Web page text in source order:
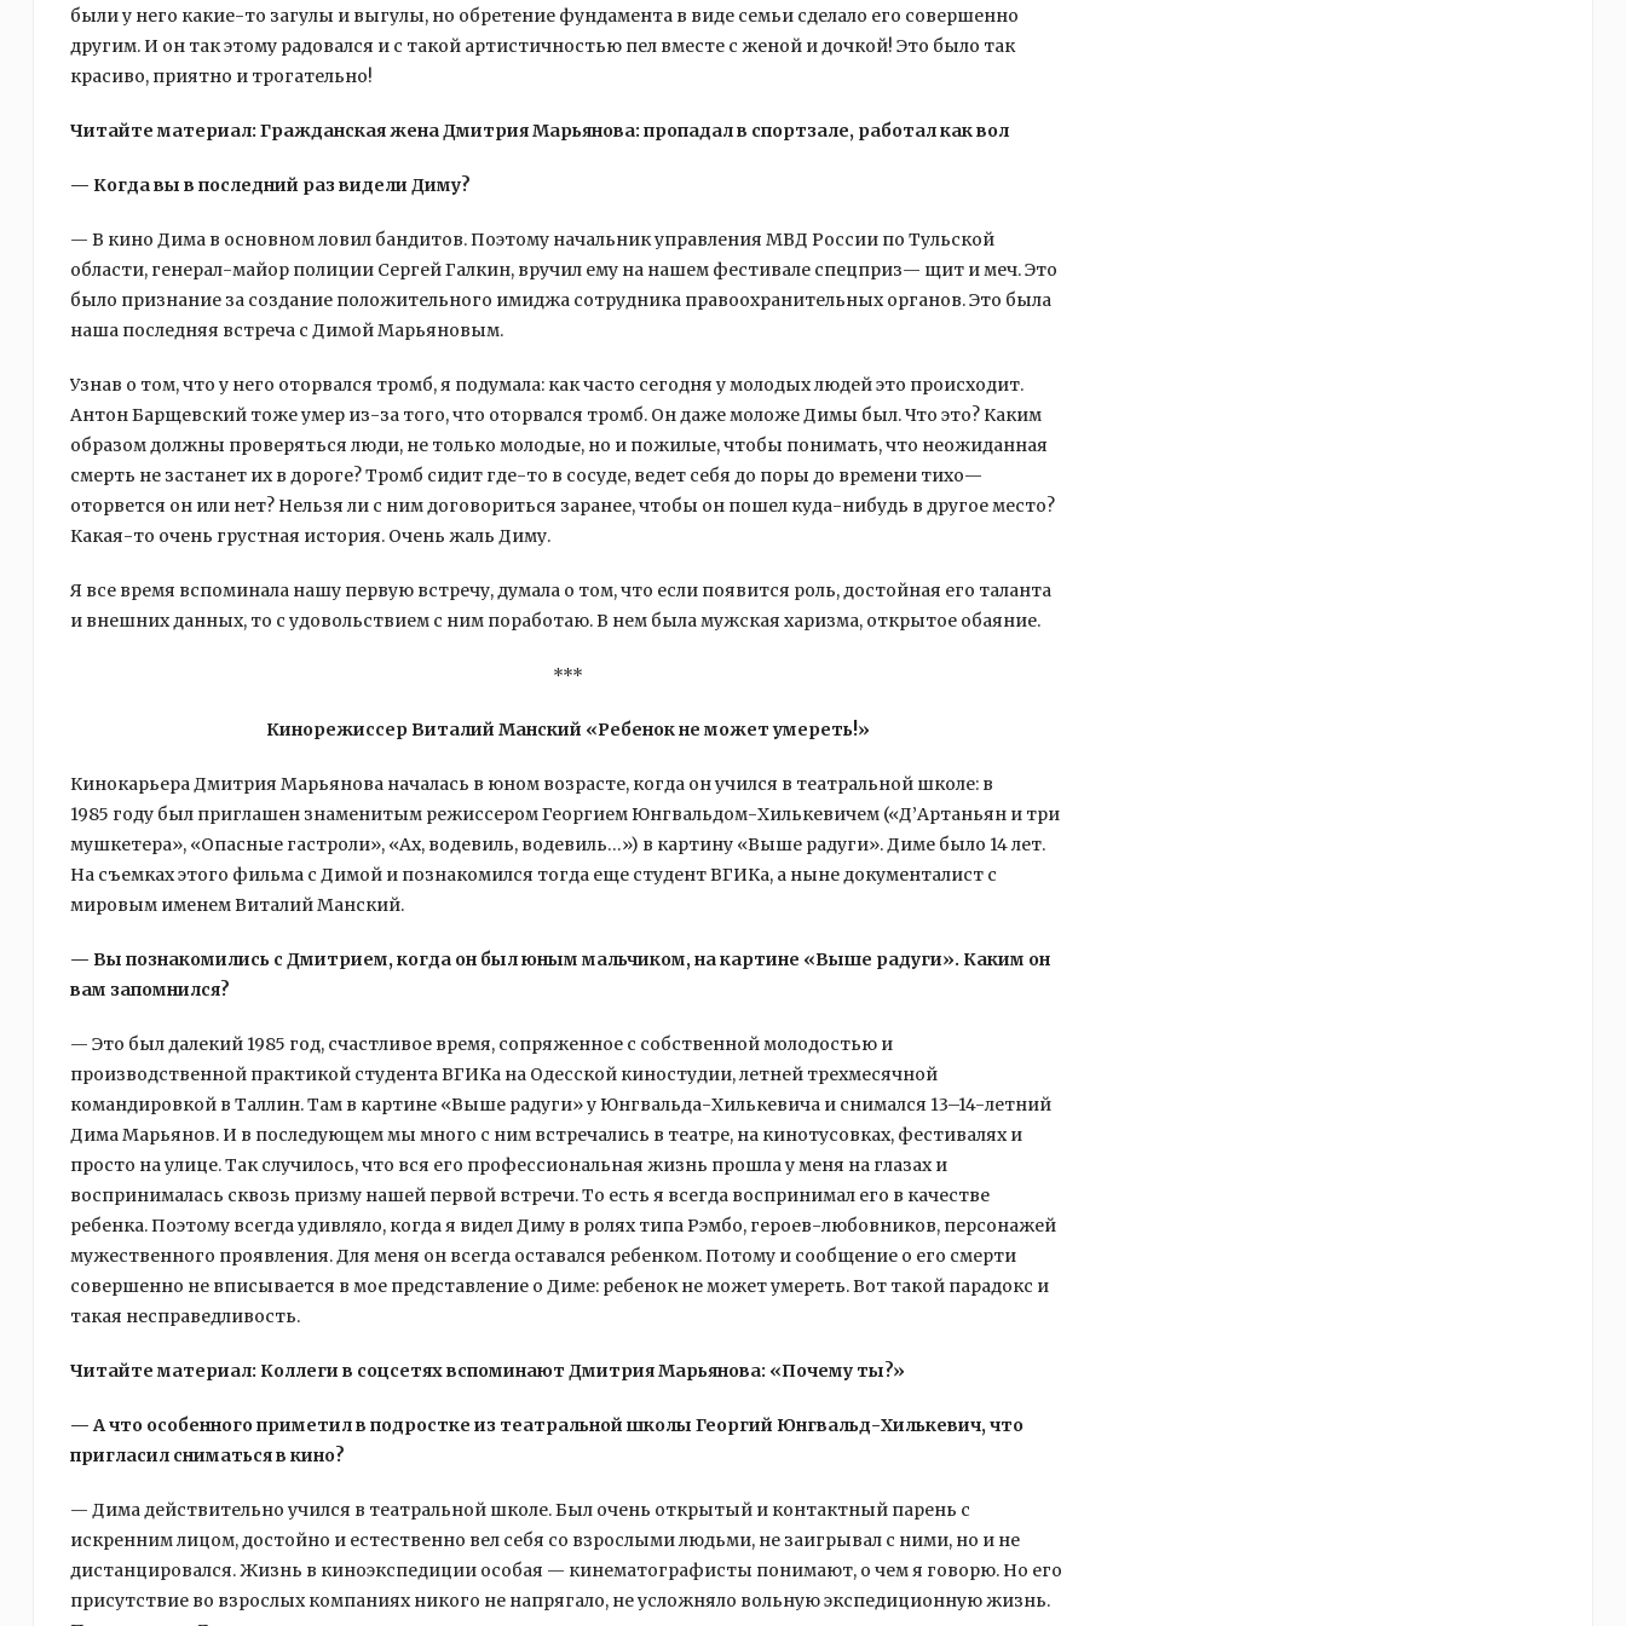
были у него какие-то загулы и выгулы, но обретение фундамента в виде семьи сделало его совершенно
другим. И он так этому радовался и с такой артистичностью пел вместе с женой и дочкой! Это было так
красиво, приятно и трогательно!
Читайте материал: Гражданская жена Дмитрия Марьянова: пропадал в спортзале, работал как вол
— Когда вы в последний раз видели Диму?
— В кино Дима в основном ловил бандитов. Поэтому начальник управления МВД России по Тульской
области, генерал-майор полиции Сергей Галкин, вручил ему на нашем фестивале спецприз— щит и меч. Это
было признание за создание положительного имиджа сотрудника правоохранительных органов. Это была
наша последняя встреча с Димой Марьяновым.
Узнав о том, что у него оторвался тромб, я подумала: как часто сегодня у молодых людей это происходит.
Антон Барщевский тоже умер из-за того, что оторвался тромб. Он даже моложе Димы был. Что это? Каким
образом должны проверяться люди, не только молодые, но и пожилые, чтобы понимать, что неожиданная
смерть не застанет их в дороге? Тромб сидит где-то в сосуде, ведет себя до поры до времени тихо—
оторвется он или нет? Нельзя ли с ним договориться заранее, чтобы он пошел куда-нибудь в другое место?
Какая-то очень грустная история. Очень жаль Диму.
Я все время вспоминала нашу первую встречу, думала о том, что если появится роль, достойная его таланта
и внешних данных, то с удовольствием с ним поработаю. В нем была мужская харизма, открытое обаяние.
***
Кинорежиссер Виталий Манский «Ребенок не может умереть!»
Кинокарьера Дмитрия Марьянова началась в юном возрасте, когда он учился в театральной школе: в
1985 году был приглашен знаменитым режиссером Георгием Юнгвальдом-Хилькевичем («Д’Артаньян и три
мушкетера», «Опасные гастроли», «Ах, водевиль, водевиль…») в картину «Выше радуги». Диме было 14 лет.
На съемках этого фильма с Димой и познакомился тогда еще студент ВГИКа, а ныне документалист с
мировым именем Виталий Манский.
— Вы познакомились с Дмитрием, когда он был юным мальчиком, на картине «Выше радуги». Каким он
вам запомнился?
— Это был далекий 1985 год, счастливое время, сопряженное с собственной молодостью и
производственной практикой студента ВГИКа на Одесской киностудии, летней трехмесячной
командировкой в Таллин. Там в картине «Выше радуги» у Юнгвальда-Хилькевича и снимался 13–14-летний
Дима Марьянов. И в последующем мы много с ним встречались в театре, на кинотусовках, фестивалях и
просто на улице. Так случилось, что вся его профессиональная жизнь прошла у меня на глазах и
воспринималась сквозь призму нашей первой встречи. То есть я всегда воспринимал его в качестве
ребенка. Поэтому всегда удивляло, когда я видел Диму в ролях типа Рэмбо, героев-любовников, персонажей
мужественного проявления. Для меня он всегда оставался ребенком. Потому и сообщение о его смерти
совершенно не вписывается в мое представление о Диме: ребенок не может умереть. Вот такой парадокс и
такая несправедливость.
Читайте материал: Коллеги в соцсетях вспоминают Дмитрия Марьянова: «Почему ты?»
— А что особенного приметил в подростке из театральной школы Георгий Юнгвальд-Хилькевич, что
пригласил сниматься в кино?
— Дима действительно учился в театральной школе. Был очень открытый и контактный парень с
искренним лицом, достойно и естественно вел себя со взрослыми людьми, не заигрывал с ними, но и не
дистанцировался. Жизнь в киноэкспедиции особая — кинематографисты понимают, о чем я говорю. Но его
присутствие во взрослых компаниях никого не напрягало, не усложняло вольную экспедиционную жизнь.